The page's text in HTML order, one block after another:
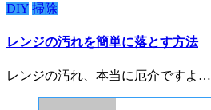
DIY 掃除
レンジの汚れを簡単に落とす方法
レンジの汚れ、本当に厄介ですよ…